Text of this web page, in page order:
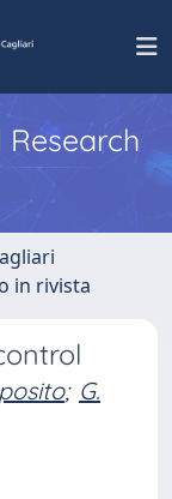
in rivista
; G.